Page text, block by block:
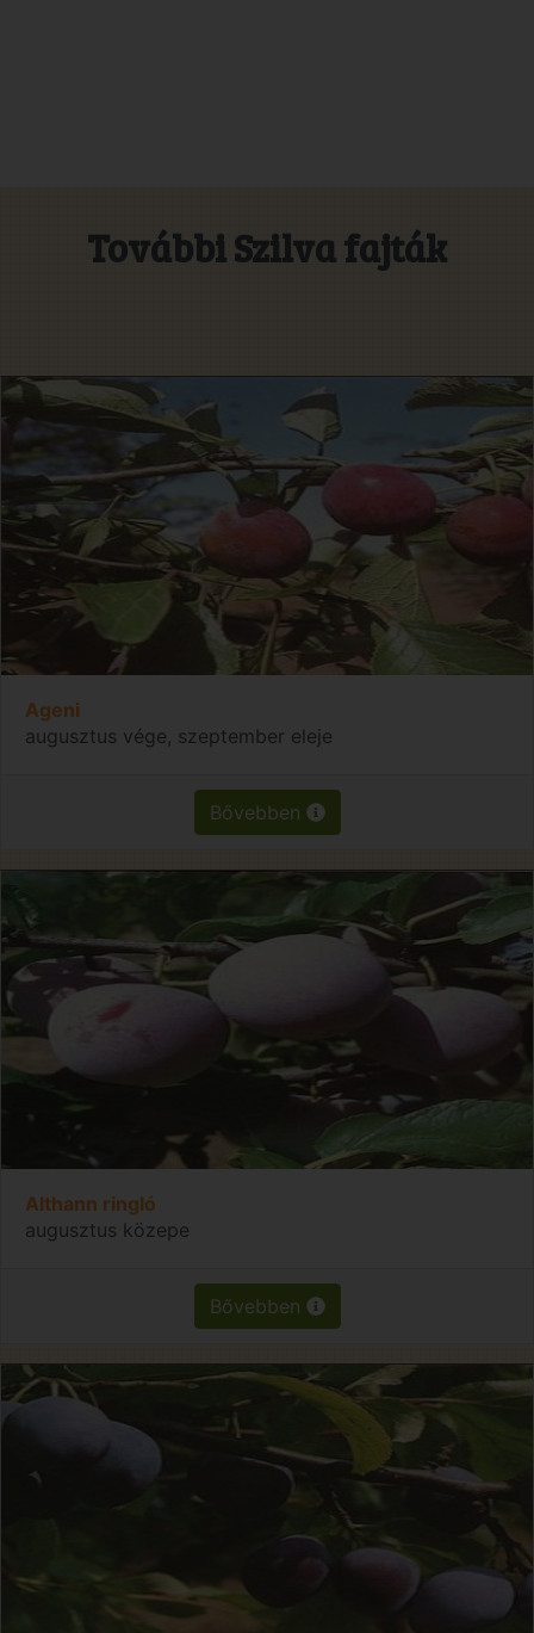
További Szilva fajták
Ageni
augusztus vége, szeptember eleje
Bővebben
Althann ringló
augusztus közepe
Bővebben